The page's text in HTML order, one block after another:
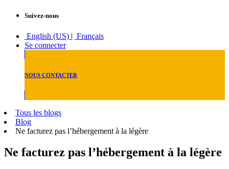
Suivez-nous
English (US) | Français
Se connecter
NOUS CONTACTER
Tous les blogs
Blog
Ne facturez pas l’hébergement à la légère
Ne facturez pas l’hébergement à la légère